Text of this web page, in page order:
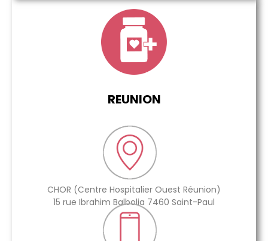
REUNION
CHOR (Centre Hospitalier Ouest Réunion)
15 rue Ibrahim Balbolia 7460 Saint-Paul